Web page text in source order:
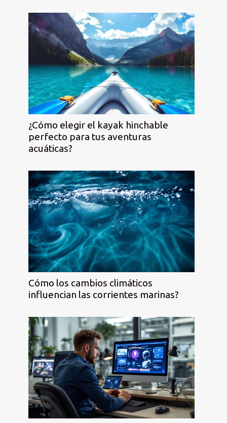
¿Cómo elegir el kayak hinchable
perfecto para tus aventuras
acuáticas?
Cómo los cambios climáticos
influencian las corrientes marinas?